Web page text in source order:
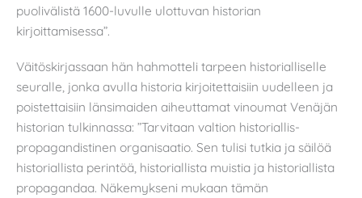
puolivälistä 1600-luvulle ulottuvan historian
kirjoittamisessa”.
Väitöskirjassaan hän hahmotteli tarpeen historialliselle
seuralle, jonka avulla historia kirjoitettaisiin uudelleen ja
poistettaisiin länsimaiden aiheuttamat vinoumat Venäjän
historian tulkinnassa: ”Tarvitaan valtion historiallis-
propagandistinen organisaatio. Sen tulisi tutkia ja säilöä
historiallista perintöä, historiallista muistia ja historiallista
propagandaa. Näkemykseni mukaan tämän